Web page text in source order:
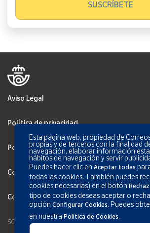
Aviso Legal
Política de privacidad
Política de Cookies
Configurar Cookies
Condiciones generales de los servicios
SOCIEDAD ESTATAL CORREOS Y TELÉGRAFOS,
Esta página web, propiedad de
propias y de terceros con la finalidad
navegación, elaborar información
hábitos de navegación y servir
Puedes hacer clic enAceptar todas
todas las cookies. También puedes
cookies necesarias) en el botón
tipo de cookies deseas aceptar o
opciónConfigurar Cookies. Puedes
en nuestraPolítica de Cookies.